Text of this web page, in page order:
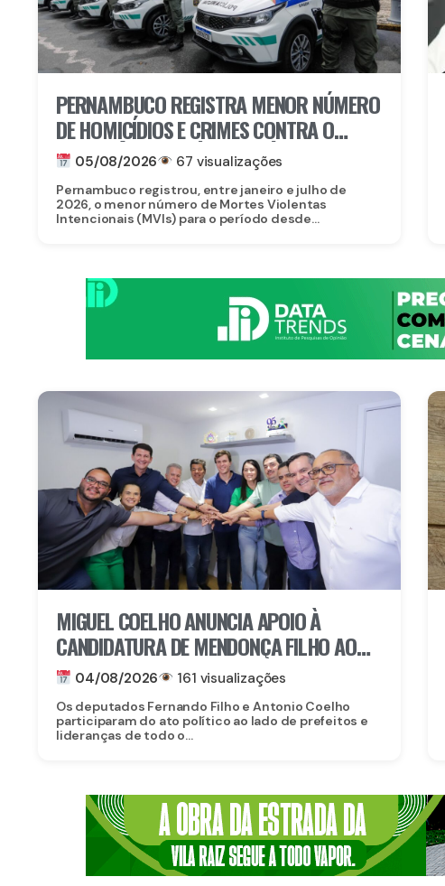
PERNAMBUCO REGISTRA MENOR NÚMERO
DE HOMICÍDIOS E CRIMES CONTRA O
PATRIMÔNIO DA SÉRIE HISTÓRICA NOS
SETE PRIMEIROS MESES DE 2026
05/08/2026 67 visualizações
Pernambuco registrou, entre janeiro e julho de
2026, o menor número de Mortes Violentas
Intencionais (MVIs) para o período desde...
MIGUEL COELHO ANUNCIA APOIO À
CANDIDATURA DE MENDONÇA FILHO AO
SENADO
04/08/2026 161 visualizações
Os deputados Fernando Filho e Antonio Coelho
participaram do ato político ao lado de prefeitos e
lideranças de todo o...